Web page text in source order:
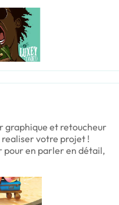
graphique et retoucheur
realiser votre projet !
pour en parler en détail,